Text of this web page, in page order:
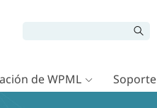
de WPML Soporte